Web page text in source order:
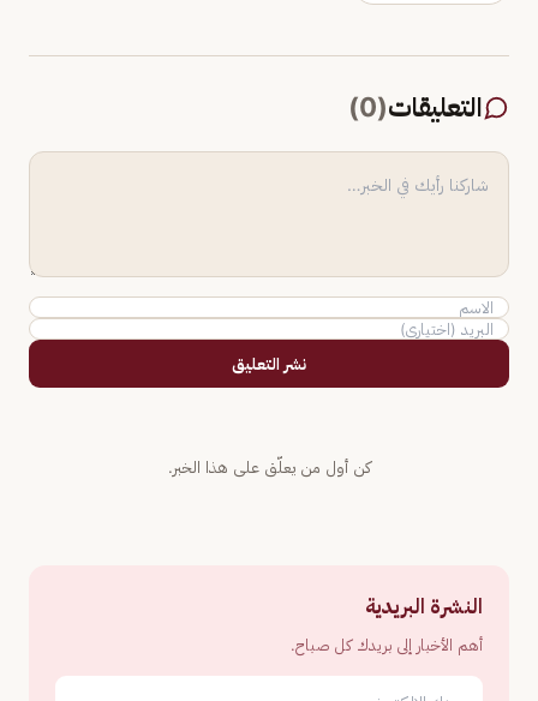
التعليقات(
0
)
نشر التعليق
كن أول من يعلّق على هذا الخبر.
النشرة البريدية
أهم الأخبار إلى بريدك كل صباح.